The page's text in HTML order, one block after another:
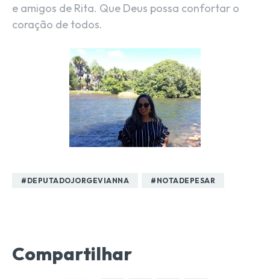
e amigos de Rita. Que Deus possa confortar o
coração de todos.
#DEPUTADOJORGEVIANNA #NOTADEPESAR
Compartilhar